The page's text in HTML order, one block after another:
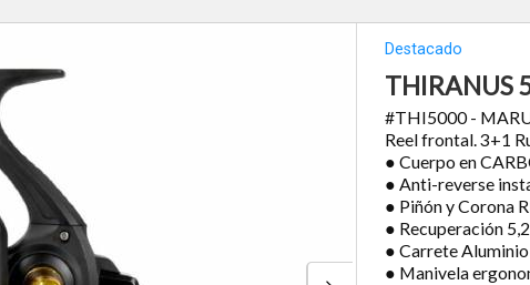
Destacado
THIRANUS
#THI5000 -
Reel frontal. 3+1
● Cuerpo en
● Anti-reverse
● Piñón y Corona
● Recuperación
● Carrete Aluminio
● Manivela